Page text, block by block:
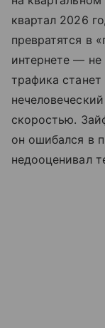
квартал 2026
превратятся в
интернете — не
трафика
скоростью.
он ошибался в
недооценивал